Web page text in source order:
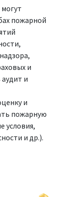
пожарной
и
и
и
пожарную
условия,
и др.).